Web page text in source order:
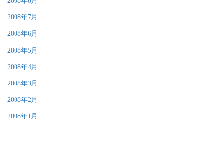
2008年7月
2008年6月
2008年5月
2008年4月
2008年3月
2008年2月
2008年1月